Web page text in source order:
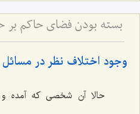
وجود اختلاف نظر در
حالا آن شخصی که آمده و